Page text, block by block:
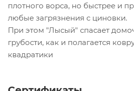
плотного ворса, но быстрее и
любые загрязнения с циновки.
При этом "Лысый" спасает
грубости, как и полагается
квадратики